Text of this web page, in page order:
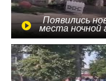
Появились
места ночной